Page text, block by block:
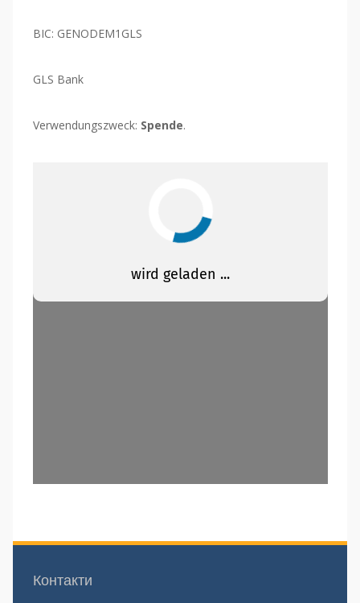
BIC: GENODEM1GLS
GLS Bank
Verwendungszweck: Spende.
Контакти